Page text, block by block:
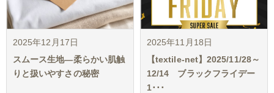
2025年12月17日
スムース生地―柔らかい肌触
りと扱いやすさの秘密
2025年11月18日
【textile-net】2025/11/28～
12/14 ブラックフライデー
1･･･